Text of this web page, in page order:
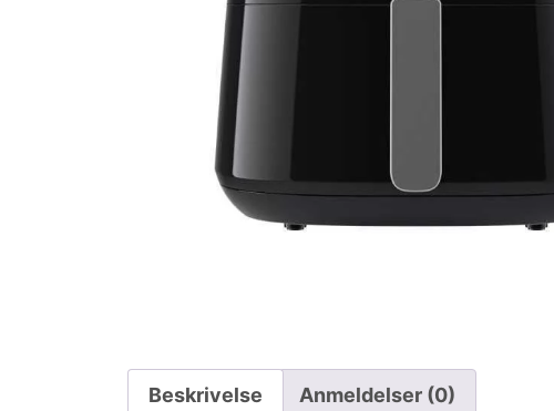
Beskrivelse Anmeldelser (0)